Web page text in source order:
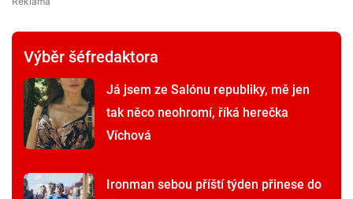
Výběr šéfredaktora
Já jsem ze Salónu republiky, mě jen
tak něco neohromí, říká herečka
Víchová
Ironman sebou příští týden přinese do